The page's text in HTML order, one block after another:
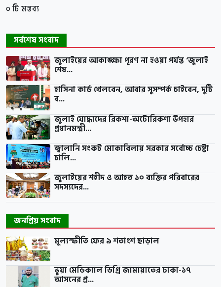
০ টি মন্তব্য
সর্বশেষ সংবাদ
জুলাইয়ের আকাঙ্ক্ষা পূরণ না হওয়া পর্যন্ত ‘জুলাই
শেষ...
হাসিনা কার্ড খেলবেন, আবার সুসম্পর্ক চাইবেন, দুটি
ব...
জুলাই যোদ্ধাদের রিকশা-অটোরিকশা উপহার
প্রধানমন্ত্রী...
জ্বালানি সংকট মোকাবিলায় সরকার সর্বোচ্চ চেষ্টা
চালি...
জুলাইয়ের শহীদ ও আহত ১০ ব্যক্তির পরিবারের
সদস্যদের...
জনপ্রিয় সংবাদ
মূল্যস্ফীতি ফের ৯ শতাংশ ছাড়াল
ভুয়া মেডিক্যাল ডিগ্রি জামায়াতের ঢাকা-১৭
আসনের প্র...